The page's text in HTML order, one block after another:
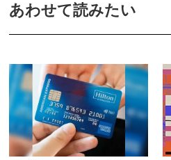
あわせて読みたい